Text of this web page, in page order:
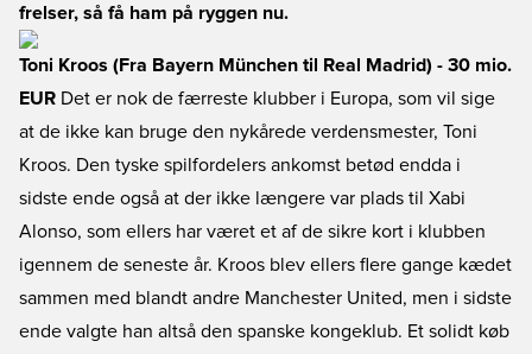
frelser, så få ham på ryggen nu.
Toni Kroos (Fra Bayern München til Real Madrid) - 30 mio.
EUR Det er nok de færreste klubber i Europa, som vil sige
at de ikke kan bruge den nykårede verdensmester, Toni
Kroos. Den tyske spilfordelers ankomst betød endda i
sidste ende også at der ikke længere var plads til Xabi
Alonso, som ellers har været et af de sikre kort i klubben
igennem de seneste år. Kroos blev ellers flere gange kædet
sammen med blandt andre Manchester United, men i sidste
ende valgte han altså den spanske kongeklub. Et solidt køb